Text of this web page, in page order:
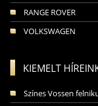
RANGE ROVER
VOLKSWAGEN
KIEMELT
Színes Vossen